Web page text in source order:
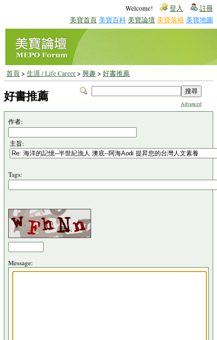
Welcome! 登入 註冊
美寶首頁 美寶百科 美寶論壇 美寶落格 美寶地圖
首頁> 生涯 / Life Career> 興趣 > 好書推薦
Advanced
好書推薦
作者:
主旨:
Tags:
Message: